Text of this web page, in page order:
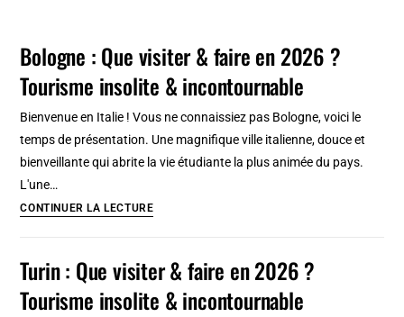
Bologne : Que visiter & faire en 2026 ?
Tourisme insolite & incontournable
Bienvenue en Italie ! Vous ne connaissiez pas Bologne, voici le
temps de présentation. Une magnifique ville italienne, douce et
bienveillante qui abrite la vie étudiante la plus animée du pays.
L'une…
CONTINUER LA LECTUREBologne
visiter
&
Turin : Que visiter & faire en 2026 ?
Tourisme insolite & incontournable